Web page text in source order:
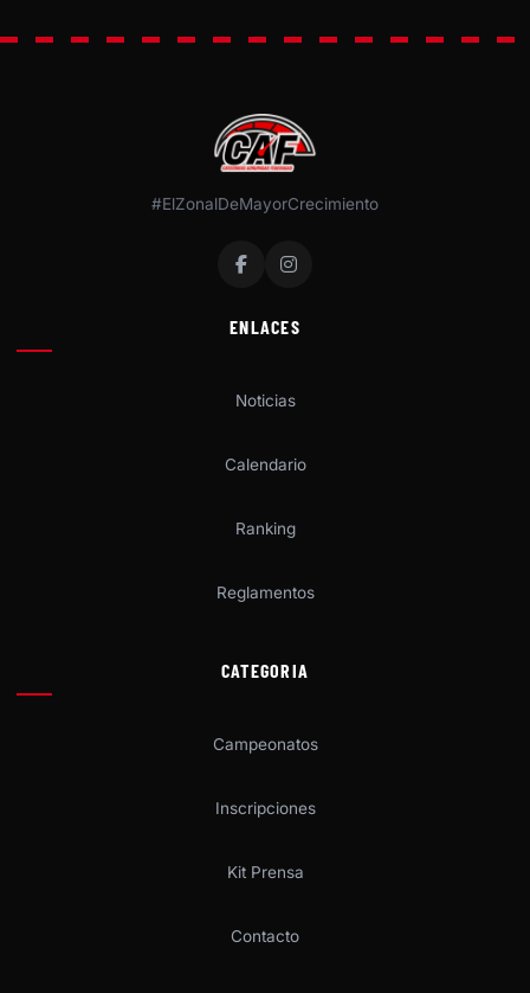
#ElZonalDeMayorCrecimiento
ENLACES
Noticias
Calendario
Ranking
Reglamentos
CATEGORIA
Campeonatos
Inscripciones
Kit Prensa
Contacto